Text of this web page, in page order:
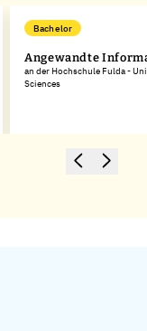
Bachelor
Angewandte
an der Hochschule Fulda -
Sciences